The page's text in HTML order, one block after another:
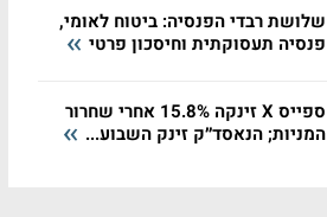
שלושת רבדי הפנסיה: ביטוח לאומי,
פנסיה תעסוקתית וחיסכון פרטי
ספייס X זינקה 15.8% אחרי שחרור
המניות; הנאסד״ק זינק השבוע...